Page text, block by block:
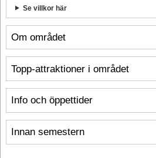
Om området
Info och öppettider
Innan semestern
Se villkor här
Topp-attraktioner i området